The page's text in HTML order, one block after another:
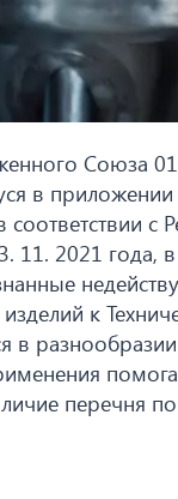
Союза
в
с
11. 2021
к
в
перечня